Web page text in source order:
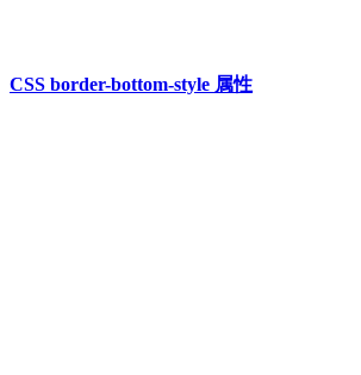
CSS border-bottom-style 属性